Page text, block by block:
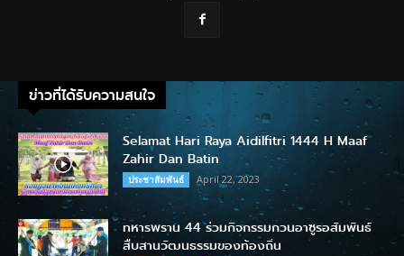
ข่าวที่ได้รับความสนใจ
Selamat Hari Raya Aidilfitri 1444 H Maaf
Zahir Dan Batin
ประชาสัมพันธ์ April 22, 2023
ทหารพราน 44 ร่วมกิจกรรมกวนอาซูรอสัมพันธ์
สืบสานวัฒนธรรมของท้องถิ่น